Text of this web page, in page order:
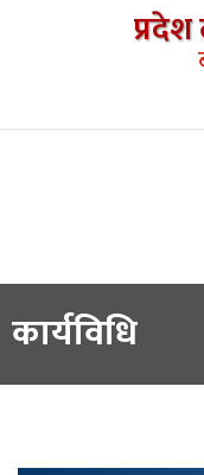
कार्यविधि